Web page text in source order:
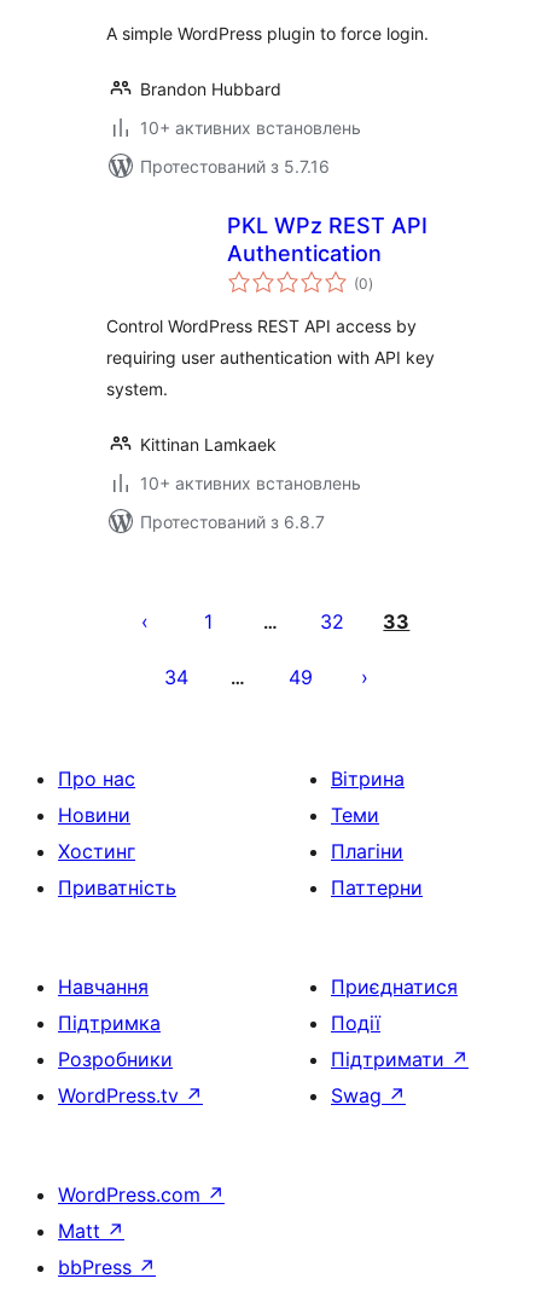
A simple WordPress plugin to force login.
Brandon Hubbard
10+ активних встановлень
Протестований з 5.7.16
PKL WPz REST API
Authentication
(0загальний
рейтинг
)
Control WordPress REST API access by
requiring user authentication with API key
system.
Kittinan Lamkaek
10+ активних встановлень
Протестований з 6.8.7
записів
1 … 32 33
34 … 49
Про нас
Новини
Хостинг
Приватність
Вітрина
Теми
Плагіни
Паттерни
Навчання
Підтримка
Розробники
WordPress.tv ↗
Приєднатися
Події
Підтримати ↗
Swag ↗
WordPress.com ↗
Matt ↗
bbPress ↗